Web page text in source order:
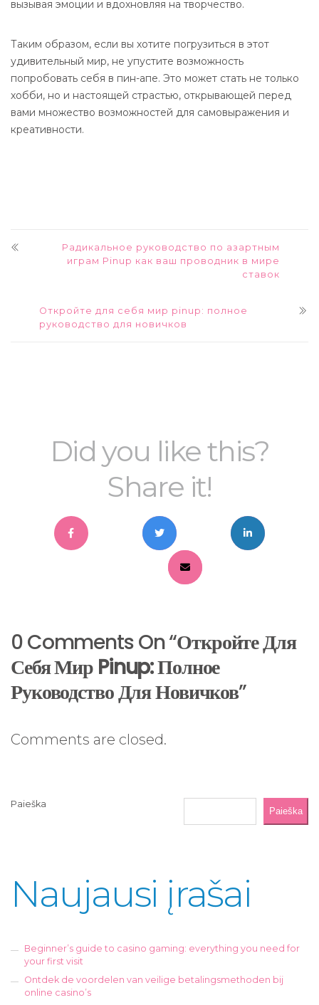
вызывая эмоции и вдохновляя на творчество.
Таким образом, если вы хотите погрузиться в этот
удивительный мир, не упустите возможность
попробовать себя в пин-апе. Это может стать не только
хобби, но и настоящей страстью, открывающей перед
вами множество возможностей для самовыражения и
креативности.
Радикальное руководство по азартным
играм Pinup как ваш проводник в мире
ставок
Откройте для себя мир pinup: полное
руководство для новичков
Did you like this?
Share it!
0 Comments On “Откройте Для
Себя Мир Pinup: Полное
Руководство Для Новичков”
Comments are closed.
Paieška
Paieška
Naujausi įrašai
Beginner’s guide to casino gaming: everything you need for
your first visit
Ontdek de voordelen van veilige betalingsmethoden bij
online casino’s